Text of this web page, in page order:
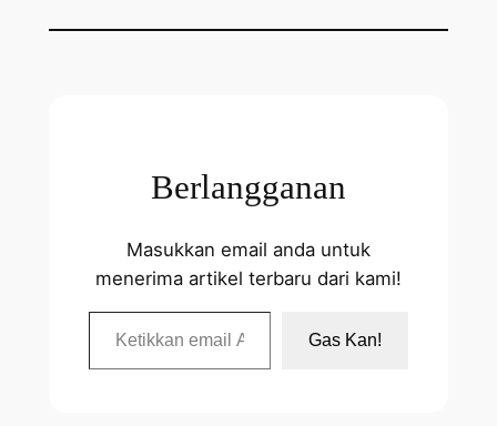
Berlangganan
Masukkan email anda untuk
menerima artikel terbaru dari kami!
Ketikkan email Anda…
Gas Kan!